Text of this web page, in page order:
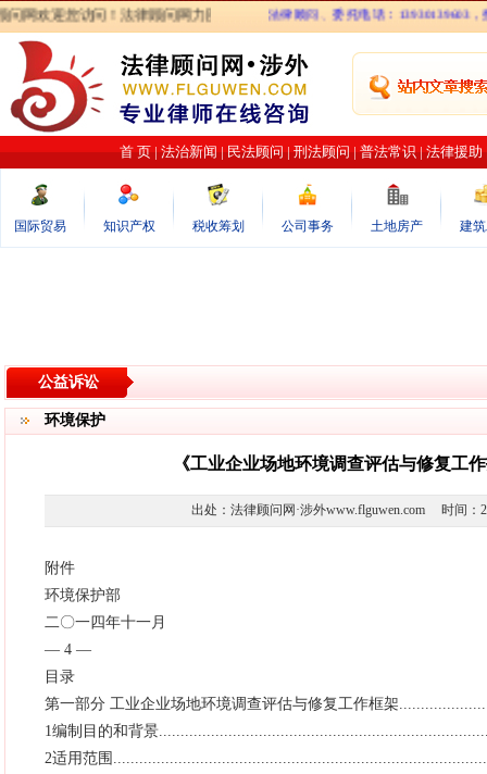
欢迎您访问！法律顾问网力图打造最专业的律师在线咨询网站．涉外法律顾
法律顾问、委托电话：13930139603，投稿
首 页|法治新闻|民法顾问|刑法顾问|普法常识|法律援助
国际贸易 知识产权 税收筹划 公司事务 土地房产 建
公益诉讼
环境保护
《工业企业场地环境调查评估与修复工
出处：法律顾问网·涉外www.flguwen.com 时间：
附件
环境保护部
二〇一四年十一月
— 4 —
目录
第一部分 工业企业场地环境调查评估与修复工作框架
1编制目的和背景
2适用范围